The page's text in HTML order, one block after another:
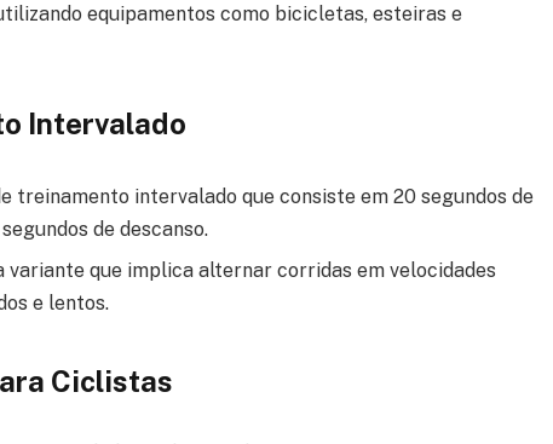
equipamentos como bicicletas, esteiras e
Intervalado
treinamento intervalado que consiste em 20 segundos de
de descanso.
que implica alternar corridas em velocidades
e lentos.
Ciclistas